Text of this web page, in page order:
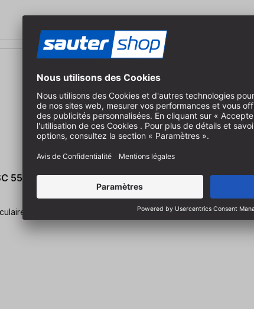
55 KSEB-Basic
HW 160x1,6x20 FWWW35